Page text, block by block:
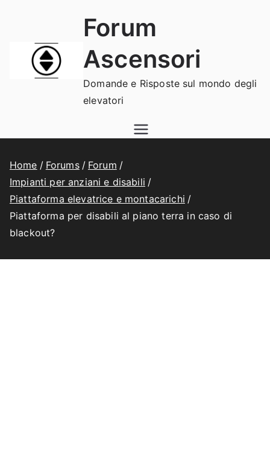
contenuto
Forum
Ascensori
Domande e Risposte sul mondo degli
elevatori
Home Forums
Forum
Impianti per anziani e disabili
Piattaforma elevatrice e montacarichi
Piattaforma per disabili al piano terra in caso di
blackout?